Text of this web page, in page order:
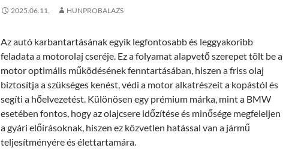
2025.06.11. HUNPROBALAZS
Az autó karbantartásának egyik legfontosabb és leggyakoribb
feladata a motorolaj cseréje. Ez a folyamat alapvető szerepet tölt be a
motor optimális működésének fenntartásában, hiszen a friss olaj
biztosítja a szükséges kenést, védi a motor alkatrészeit a kopástól és
segíti a hőelvezetést. Különösen egy prémium márka, mint a BMW
esetében fontos, hogy az olajcsere időzítése és minősége megfeleljen
a gyári előírásoknak, hiszen ez közvetlen hatással van a jármű
teljesítményére és élettartamára.